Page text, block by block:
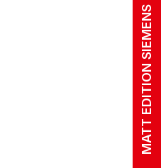
MATT EDITION SIEMENS